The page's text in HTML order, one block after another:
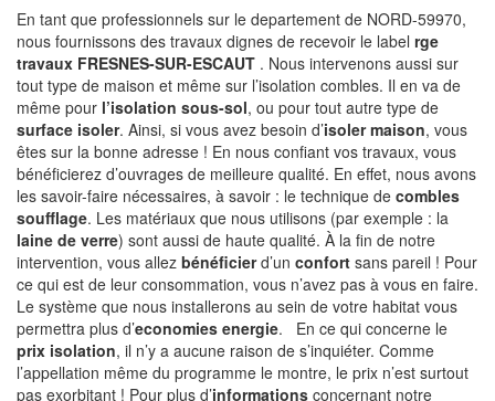
En tant que professionnels sur le departement de NORD-59970,
nous fournissons des travaux dignes de recevoir le label rge
travaux FRESNES-SUR-ESCAUT . Nous intervenons aussi sur
tout type de maison et même sur l’isolation combles. Il en va de
même pour l’isolation sous-sol, ou pour tout autre type de
surface isoler. Ainsi, si vous avez besoin d’isoler maison, vous
êtes sur la bonne adresse ! En nous confiant vos travaux, vous
bénéficierez d’ouvrages de meilleure qualité. En effet, nous avons
les savoir-faire nécessaires, à savoir : le technique de combles
soufflage. Les matériaux que nous utilisons (par exemple : la
laine de verre) sont aussi de haute qualité. À la fin de notre
intervention, vous allez bénéficierd’un confort sans pareil ! Pour
ce qui est de leur consommation, vous n’avez pas à vous en faire.
Le système que nous installerons au sein de votre habitat vous
permettra plus d’economies energie. En ce qui concerne le
prix isolation, il n’y a aucune raison de s’inquiéter. Comme
l’appellation même du programme le montre, le prix n’est surtout
pas exorbitant ! Pour plus d’informations concernant notre